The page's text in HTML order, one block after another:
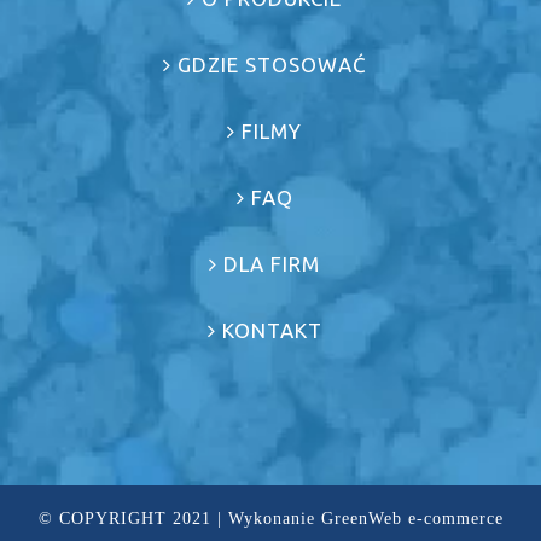
GDZIE STOSOWAĆ
FILMY
FAQ
DLA FIRM
KONTAKT
© COPYRIGHT 2021 | Wykonanie GreenWeb e-commerce